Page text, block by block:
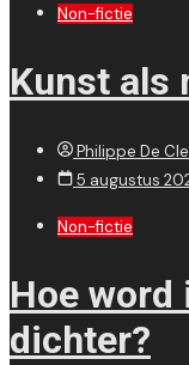
Non-fictie
Kunst als
Philippe De
5 augustus
Non-fictie
Hoe
dichter?